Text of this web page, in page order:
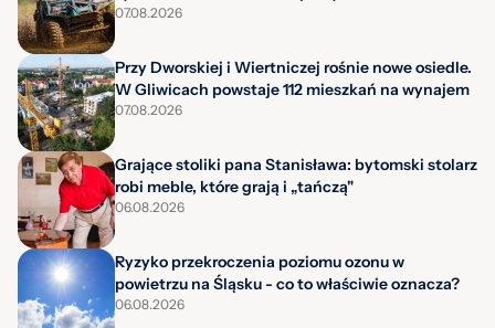
07.08.2026
Przy Dworskiej i Wiertniczej rośnie nowe osiedle.
W Gliwicach powstaje 112 mieszkań na wynajem
07.08.2026
Grające stoliki pana Stanisława: bytomski stolarz
robi meble, które grają i „tańczą"
06.08.2026
Ryzyko przekroczenia poziomu ozonu w
powietrzu na Śląsku - co to właściwie oznacza?
06.08.2026